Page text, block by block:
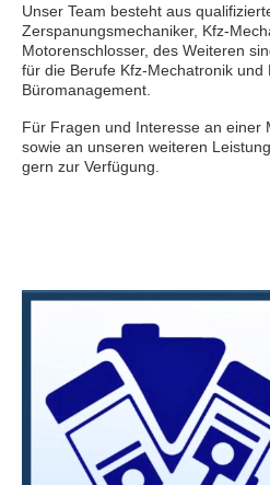
Unser Team besteht aus
Zerspanungsmechaniker, Kfz-
Motorenschlosser, des Weiteren
für die Berufe Kfz-Mechatronik und
Büromanagement.
Für Fragen und Interesse an einer
sowie an unseren weiteren
gern zur Verfügung.